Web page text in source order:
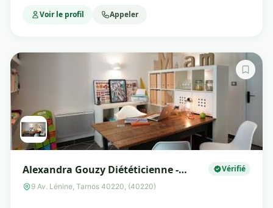
Voir le profil Appeler
Alexandra Gouzy Diététicienne -
Nutritionniste
Vérifié
9 Av. Lénine, Tarnos 40220, (40220)